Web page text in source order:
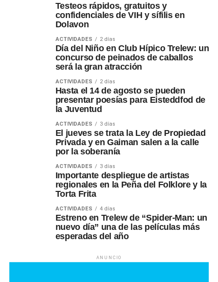
Testeos rápidos, gratuitos y
confidenciales de VIH y sífilis en
Dolavon
ACTIVIDADES 2 días
Día del Niño en Club Hípico Trelew: un
concurso de peinados de caballos
será la gran atracción
ACTIVIDADES 2 días
Hasta el 14 de agosto se pueden
presentar poesías para Eisteddfod de
la Juventud
ACTIVIDADES 3 días
El jueves se trata la Ley de Propiedad
Privada y en Gaiman salen a la calle
por la soberanía
ACTIVIDADES 3 días
Importante despliegue de artistas
regionales en la Peña del Folklore y la
Torta Frita
ACTIVIDADES 4 días
Estreno en Trelew de “Spider-Man: un
nuevo día” una de las películas más
esperadas del año
ANUNCIO